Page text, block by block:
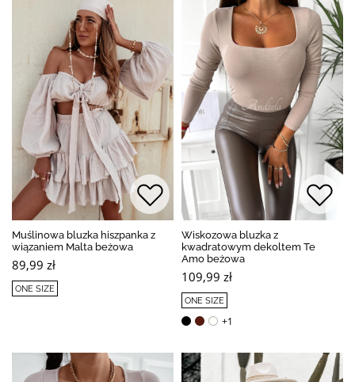
Muślinowa bluzka hiszpanka z
wiązaniem Malta beżowa
89,99 zł
ONE SIZE
Wiskozowa bluzka z
kwadratowym dekoltem Te
Amo beżowa
109,99 zł
ONE SIZE
+1